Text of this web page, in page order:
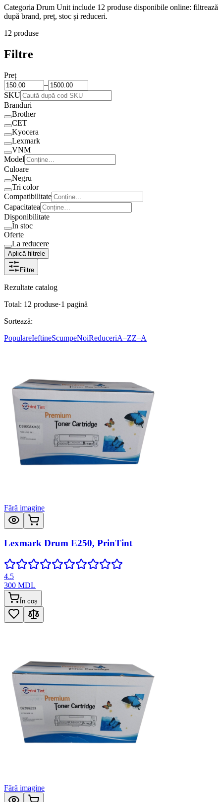
Categoria Drum Unit include 12 produse disponibile online: filtrează
după brand, preț, stoc și reduceri.
12 produse
Filtre
Preț
–
SKU
Branduri
Brother
CET
Kyocera
Lexmark
VNM
Model
Culoare
Negru
Tri color
Compatibilitate
Capacitatea
Disponibilitate
În stoc
Oferte
La reducere
Aplică filtrele
Filtre
Rezultate catalog
Total: 12 produse·1 pagină
Sortează:
PopulareIeftineScumpeNoiReduceriA–ZZ–A
Fără imagine
Lexmark Drum E250, PrinTint
4.5
300 MDL
În coș
Fără imagine